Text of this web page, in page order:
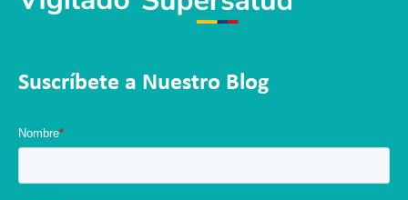
Suscríbete a Nuestro Blog
Nombre*